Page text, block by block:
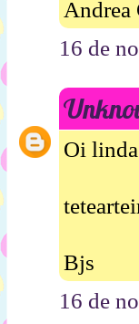
Andrea
16 de
Oi
Bjs
16 de